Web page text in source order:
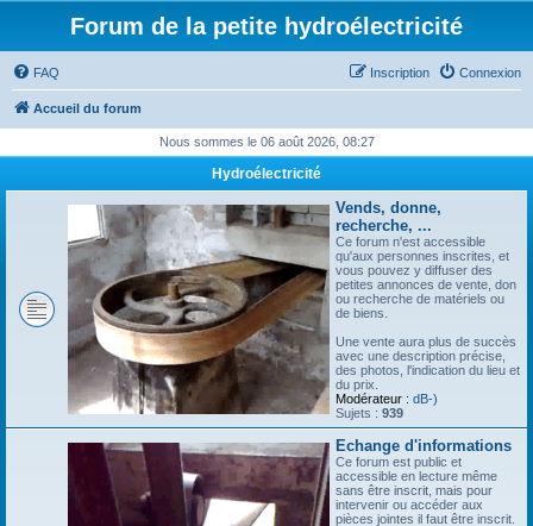
Forum de la petite hydroélectricité
FAQ Connexion
Inscription
Accueil du forum
Nous sommes le 06 août 2026, 08:27
Hydroélectricité
Vends, donne,
recherche, ...
Ce forum n'est accessible
qu'aux personnes inscrites, et
vous pouvez y diffuser des
petites annonces de vente, don
ou recherche de matériels ou
de biens.
Une vente aura plus de succès
avec une description précise,
des photos, l'indication du lieu et
du prix.
Modérateur : dB-)
Sujets : 939
Echange d'informations
Ce forum est public et
accessible en lecture même
sans être inscrit, mais pour
intervenir ou accéder aux
pièces jointes il faut être inscrit.